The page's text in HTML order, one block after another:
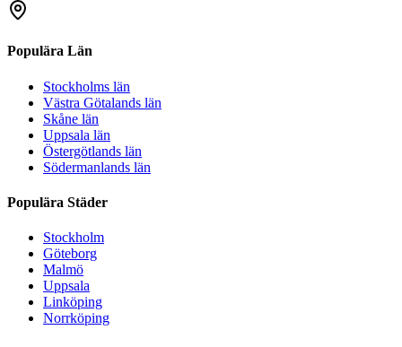
Populära Län
Stockholms län
Västra Götalands län
Skåne län
Uppsala län
Östergötlands län
Södermanlands län
Populära Städer
Stockholm
Göteborg
Malmö
Uppsala
Linköping
Norrköping